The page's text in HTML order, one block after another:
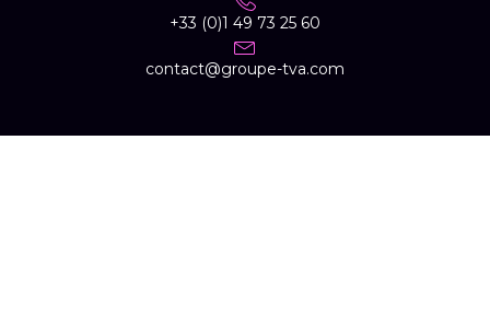
+33 (0)1 49 73 25 60
contact@groupe-tva.com